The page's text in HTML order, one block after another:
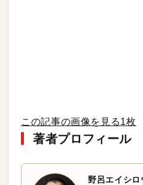
この記事の画像を見る1枚
著者プロフィール
野呂エイシロ